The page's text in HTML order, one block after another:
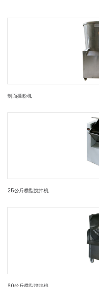
制面搅粉机
25公斤横型搅拌机